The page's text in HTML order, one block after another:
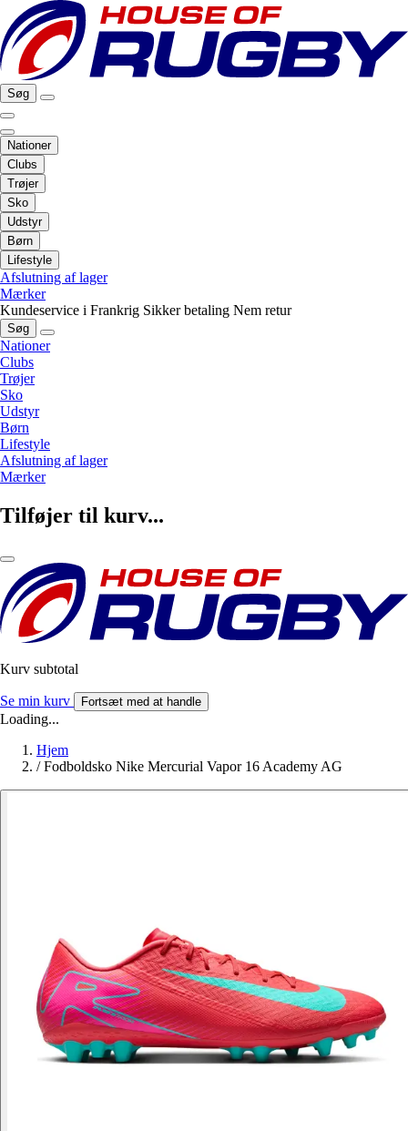
Søg
Nationer
Clubs
Trøjer
Sko
Udstyr
Børn
Lifestyle
Afslutning af lager
Mærker
Kundeservice i Frankrig Sikker betaling Nem retur
Søg
Nationer
Clubs
Trøjer
Sko
Udstyr
Børn
Lifestyle
Afslutning af lager
Mærker
Tilføjer til kurv...
Kurv subtotal
Se min kurv Fortsæt med at handle
Loading...
Hjem
/ Fodboldsko Nike Mercurial Vapor 16 Academy AG